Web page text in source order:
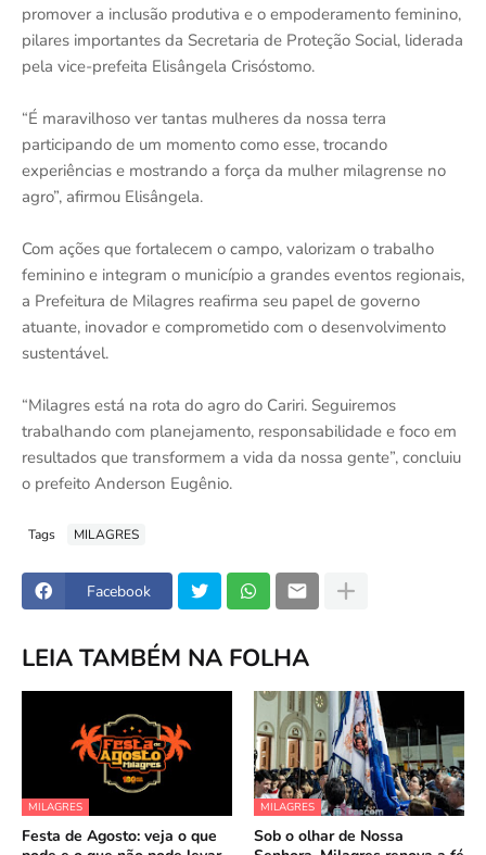
promover a inclusão produtiva e o empoderamento feminino,
pilares importantes da Secretaria de Proteção Social, liderada
pela vice-prefeita Elisângela Crisóstomo.
“É maravilhoso ver tantas mulheres da nossa terra
participando de um momento como esse, trocando
experiências e mostrando a força da mulher milagrense no
agro”, afirmou Elisângela.
Com ações que fortalecem o campo, valorizam o trabalho
feminino e integram o município a grandes eventos regionais,
a Prefeitura de Milagres reafirma seu papel de governo
atuante, inovador e comprometido com o desenvolvimento
sustentável.
“Milagres está na rota do agro do Cariri. Seguiremos
trabalhando com planejamento, responsabilidade e foco em
resultados que transformem a vida da nossa gente”, concluiu
o prefeito Anderson Eugênio.
Tags MILAGRES
Facebook
LEIA TAMBÉM NA FOLHA
MILAGRES
Festa de Agosto: veja o que
MILAGRES
Sob o olhar de Nossa